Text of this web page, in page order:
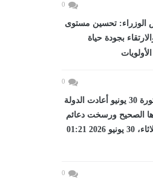
0
الوزراء: تحسين مستوى
بجودة حياة
0
برلماني: ثورة 30 يونيو أعادت الدولة
الصحيح ورسخت دعائم
الاستقرار...اليوم الثلاثاء، 30 يونيو 2026 01:21
0